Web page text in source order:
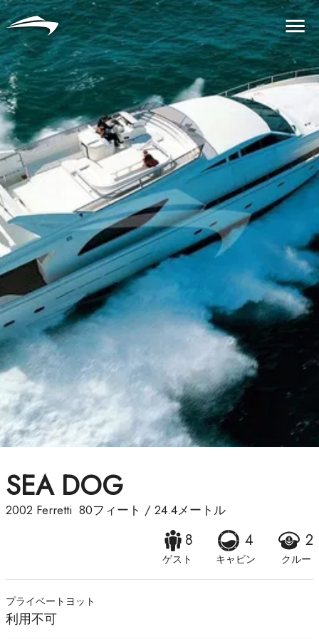
SEA DOG
2002 Ferretti 80フィート / 24.4メートル
8
ゲスト
4
キャビン
2
クルー
プライベートヨット
利用不可
言語
通貨